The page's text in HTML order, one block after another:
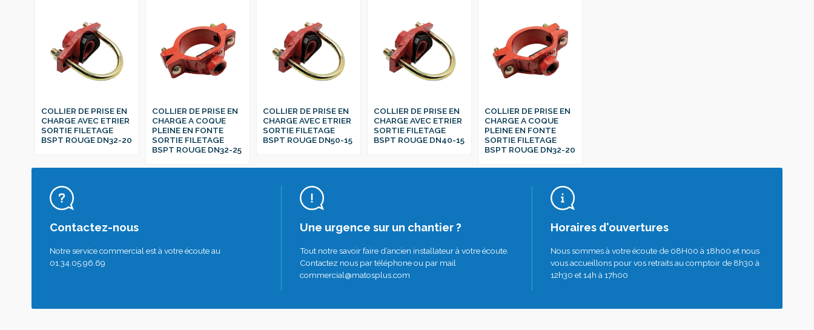
COLLIER DE PRISE EN
CHARGE AVEC ETRIER
SORTIE FILETAGE
BSPT ROUGE DN32-20
COLLIER DE PRISE EN
CHARGE A COQUE
PLEINE EN FONTE
SORTIE FILETAGE
BSPT ROUGE DN32-25
COLLIER DE PRISE EN
CHARGE AVEC ETRIER
SORTIE FILETAGE
BSPT ROUGE DN50-15
COLLIER DE PRISE EN
CHARGE AVEC ETRIER
SORTIE FILETAGE
BSPT ROUGE DN40-15
COLLIER DE PRISE EN
CHARGE A COQUE
PLEINE EN FONTE
SORTIE FILETAGE
BSPT ROUGE DN32-20
Contactez-nous
Notre service commercial est à votre écoute au
01.34.05.96.69
Une urgence sur un chantier ?
Tout notre savoir faire d’ancien installateur à votre écoute.
Contactez nous par téléphone ou par mail
commercial@matosplus.com
Horaires d'ouvertures
Nous sommes à votre écoute de 08H00 à 18h00 et nous
vous accueillons pour vos retraits au comptoir de 8h30 à
12h30 et 14h à 17h00